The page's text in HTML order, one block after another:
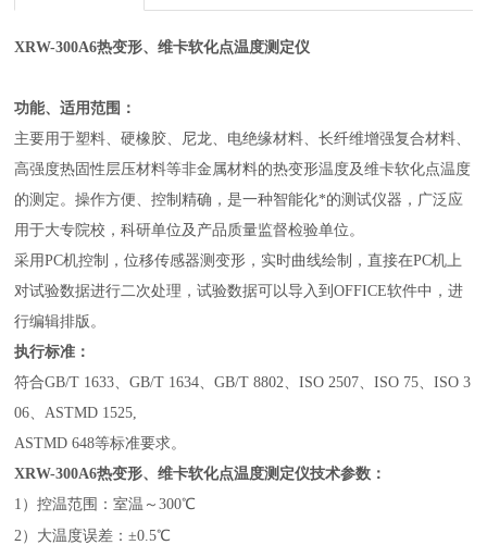
XRW-300A6热变形、维卡软化点温度测定仪
功能、适用范围：
主要用于塑料、硬橡胶、尼龙、电绝缘材料、长纤维增强复合材料、
高强度热固性层压材料等非金属材料的热变形温度及维卡软化点温度
的测定。操作方便、控制精确，是一种智能化*的测试仪器，广泛应
用于大专院校，科研单位及产品质量监督检验单位。
采用PC机控制，位移传感器测变形，实时曲线绘制，直接在PC机上
对试验数据进行二次处理，试验数据可以导入到OFFICE软件中，进
行编辑排版。
执行标准：
符合GB/T 1633、GB/T 1634、GB/T 8802、ISO 2507、ISO 75、ISO 3
06、ASTMD 1525,
ASTMD 648等标准要求。
XRW-300A6热变形、维卡软化点温度测定仪技术参数：
1 ）控温范围：室温～300℃
2）大温度误差：±0.5℃